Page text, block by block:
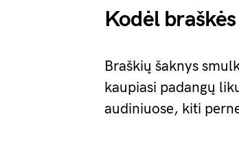
Kodėl
Braškių šaknys
kaupiasi padangų
audiniuose, kiti